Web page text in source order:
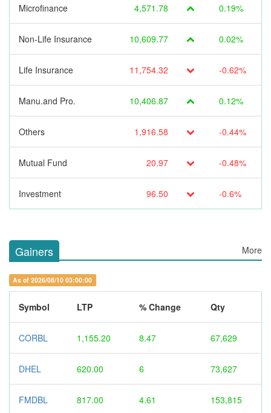
Microfinance 4,571.78 0.19%
Non-Life Insurance 10,609.77 0.02%
Life Insurance 11,754.32 -0.62%
Manu.and Pro. 10,406.87 0.12%
Others 1,916.58 -0.44%
Mutual Fund 20.97 -0.48%
Investment 96.50 -0.6%
Gainers More
As of 2026/08/10 03:00:00
Symbol LTP % Change Qty
CORBL 1,155.20 8.47 67,629
DHEL 620.00 6 73,627
FMDBL 817.00 4.61 153,815